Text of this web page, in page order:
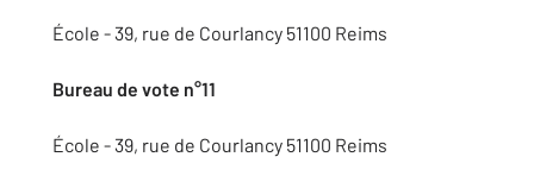
École - 39, rue de Courlancy 51100 Reims
Bureau de vote n°11
École - 39, rue de Courlancy 51100 Reims